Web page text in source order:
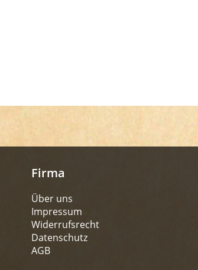
Firma
Über uns
Impressum
Widerrufsrecht
Datenschutz
AGB